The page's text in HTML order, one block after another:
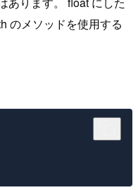
のメソッドを使用する